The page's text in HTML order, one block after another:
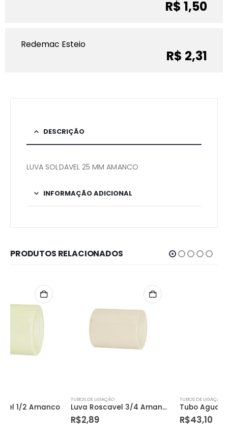
R$ 1,50
Redemac Esteio
R$ 2,31
DESCRIÇÃO
LUVA SOLDAVEL 25 MM AMANCO
INFORMAÇÃO ADICIONAL
PRODUTOS RELACIONADOS
Luva Roscavel 3/4 Amanco Tubo Agua Marrom 60 Amanco Cjj 158281